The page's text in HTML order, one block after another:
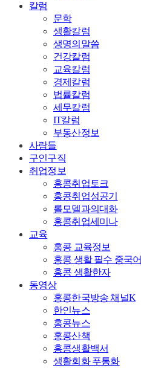
칼럼
문학
생활칼럼
생명의말씀
건강칼럼
교육칼럼
경제칼럼
법률칼럼
세무칼럼
IT칼럼
부동산정보
사람들
구인구직
취업정보
홍콩취업토크
홍콩취업성공기
롤모델과의대화
홍콩취업세미나
교육
홍콩 교육정보
홍콩 생활 필수 중국어
홍콩 생활한자
동영상
홍콩한국방송 채널K
한인뉴스
홍콩뉴스
홍콩산책
홍콩생활백서
생활회화 푸통화